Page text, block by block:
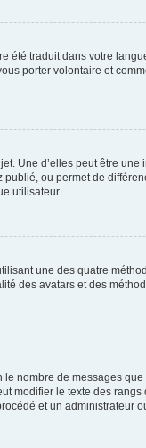
traduit dans votre
porter volontaire et
Une d’elles peut être
ou permet de
utilisateur.
une des quatre
des avatars et des
nombre de messages
modifier le texte des
et un